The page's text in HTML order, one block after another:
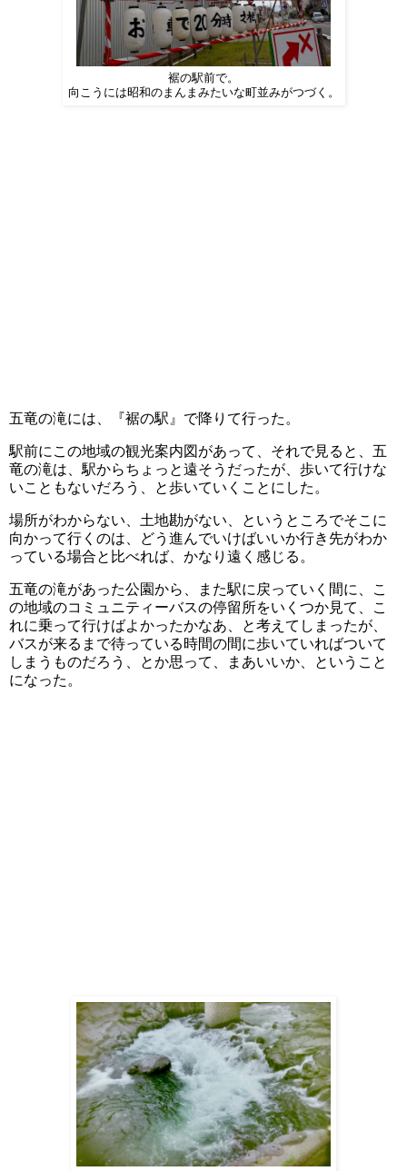
裾の駅前で。
向こうには昭和のまんまみたいな町並みがつづく。
五竜の滝には、『裾の駅』で降りて行った。
駅前にこの地域の観光案内図があって、それで見ると、五
竜の滝は、駅からちょっと遠そうだったが、歩いて行けな
いこともないだろう、と歩いていくことにした。
場所がわからない、土地勘がない、というところでそこに
向かって行くのは、どう進んでいけばいいか行き先がわか
っている場合と比べれば、かなり遠く感じる。
五竜の滝があった公園から、また駅に戻っていく間に、こ
の地域のコミュニティーバスの停留所をいくつか見て、こ
れに乗って行けばよかったかなあ、と考えてしまったが、
バスが来るまで待っている時間の間に歩いていればついて
しまうものだろう、とか思って、まあいいか、ということ
になった。